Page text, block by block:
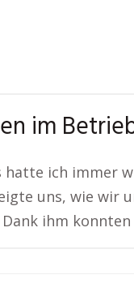
im
ich immer
uns, wie wir
ihm